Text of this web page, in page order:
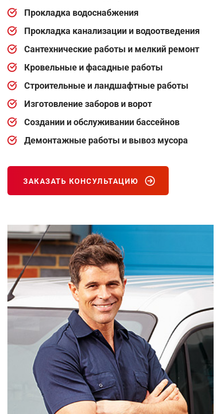
Прокладка водоснабжения
Прокладка канализации и водоотведения
Сантехнические работы и мелкий ремонт
Кровельные и фасадные работы
Строительные и ландшафтные работы
Изготовление заборов и ворот
Создании и обслуживании бассейнов
Демонтажные работы и вывоз мусора
ЗАКАЗАТЬ КОНСУЛЬТАЦИЮ